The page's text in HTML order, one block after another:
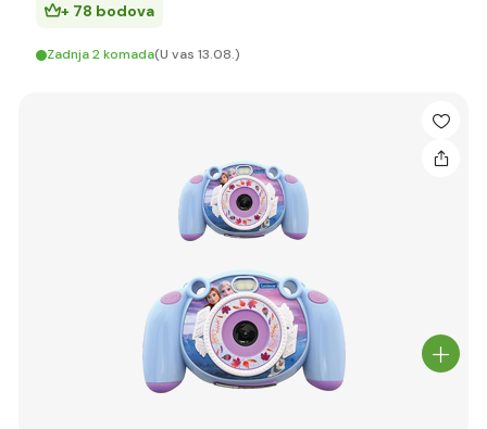
+ 78 bodova
Zadnja 2 komada(U vas 13.08.)